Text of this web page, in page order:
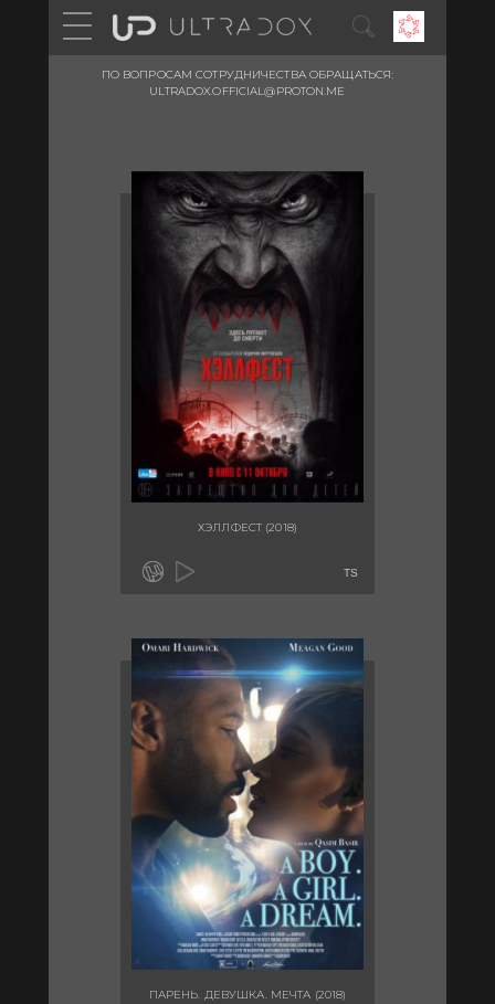
ПО ВОПРОСАМ СОТРУДНИЧЕСТВА ОБРАЩАТЬСЯ:
ULTRADOX.OFFICIAL@PROTON.ME
ХЭЛЛФЕСТ (2018)
TS
ПАРЕНЬ. ДЕВУШКА. МЕЧТА (2018)